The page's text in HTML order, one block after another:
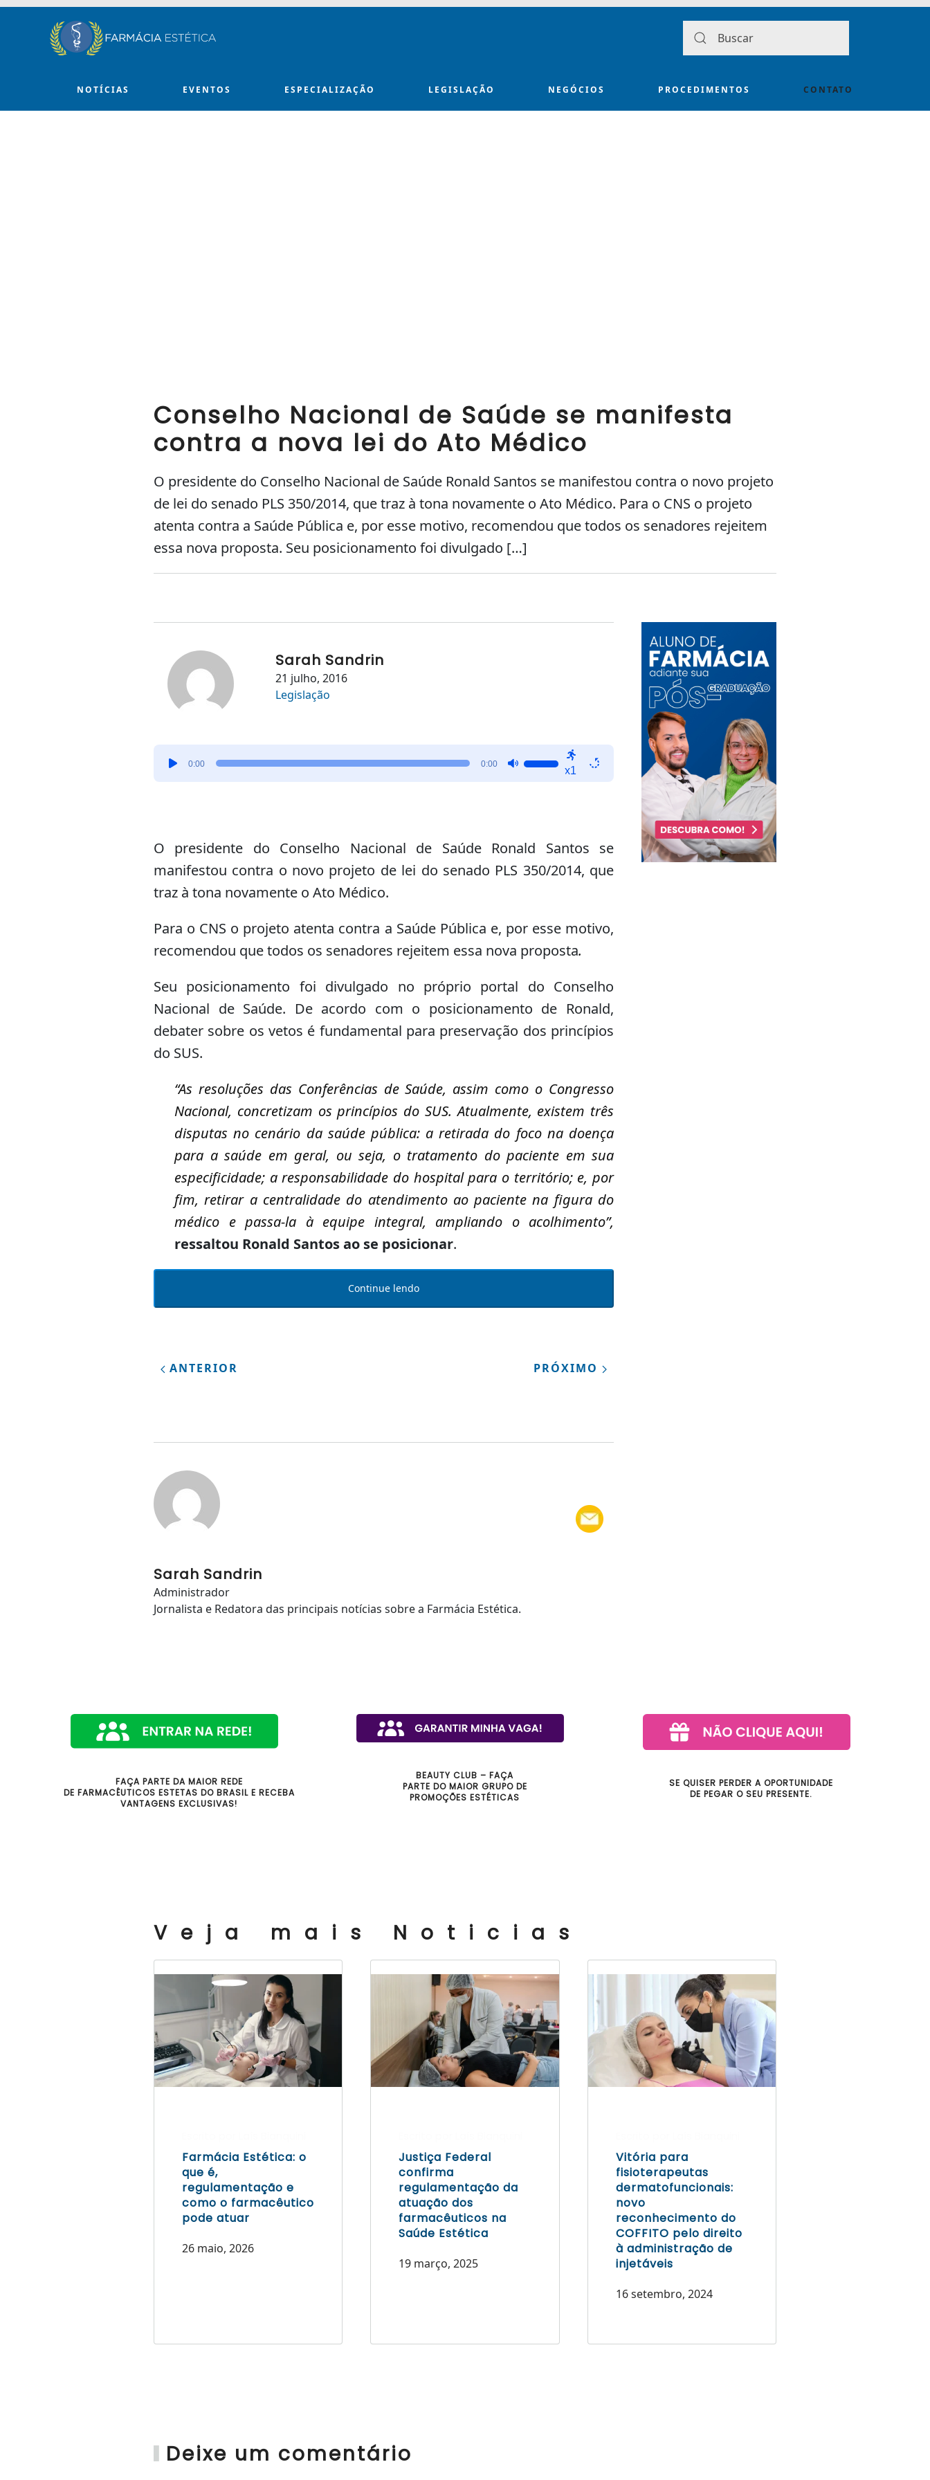
Skip to main content
NOTÍCIAS EVENTOS ESPECIALIZAÇÃO LEGISLAÇÃO NEGÓCIOS PROCEDIMENTOS CONTATO
Conselho Nacional de Saúde se manifesta
contra a nova lei do Ato Médico
O presidente do Conselho Nacional de Saúde Ronald Santos se manifestou contra o novo projeto
de lei do senado PLS 350/2014, que traz à tona novamente o Ato Médico. Para o CNS o projeto
atenta contra a Saúde Pública e, por esse motivo, recomendou que todos os senadores rejeitem
essa nova proposta. Seu posicionamento foi divulgado […]
Sarah Sandrin
21 julho, 2016
Legislação
0:00 0:00
para
baixo
o
x1
O presidente do Conselho Nacional de Saúde Ronald Santos se
manifestou contra o novo projeto de lei do senado PLS 350/2014, que
traz à tona novamente o Ato Médico.
Para o CNS o projeto atenta contra a Saúde Pública e, por esse motivo,
recomendou que todos os senadores rejeitem essa nova proposta.
Seu posicionamento foi divulgado no próprio portal do Conselho
Nacional de Saúde. De acordo com o posicionamento de Ronald,
debater sobre os vetos é fundamental para preservação dos princípios
do SUS.
“As resoluções das Conferências de Saúde, assim como o Congresso
Nacional, concretizam os princípios do SUS. Atualmente, existem três
disputas no cenário da saúde pública: a retirada do foco na doença
para a saúde em geral, ou seja, o tratamento do paciente em sua
especificidade; a responsabilidade do hospital para o território; e, por
fim, retirar a centralidade do atendimento ao paciente na figura do
médico e passa-la à equipe integral, ampliando o acolhimento”,
ressaltou Ronald Santos ao se posicionar.
Continue lendo
ANTERIOR PRÓXIMO
Sarah Sandrin
Administrador
Jornalista e Redatora das principais notícias sobre a Farmácia Estética.
FAÇA PARTE DA MAIOR REDE
DE FARMACÊUTICOS ESTETAS DO BRASIL E RECEBA
VANTAGENS EXCLUSIVAS!
BEAUTY CLUB – FAÇA
PARTE DO MAIOR GRUPO DE
PROMOÇÕES ESTÉTICAS
SE QUISER PERDER A OPORTUNIDADE
DE PEGAR O SEU PRESENTE.
Veja mais Noticias
Farmácia Estética: o
que é,
regulamentação e
como o farmacêutico
pode atuar
26 maio, 2026
Justiça Federal
confirma
regulamentação da
atuação dos
farmacêuticos na
Saúde Estética
19 março, 2025
Vitória para
fisioterapeutas
dermatofuncionais:
novo
reconhecimento do
COFFITO pelo direito
à administração de
injetáveis
16 setembro, 2024
Deixe um comentário